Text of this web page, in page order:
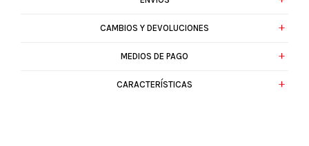
CAMBIOS Y DEVOLUCIONES
MEDIOS DE PAGO
CARACTERÍSTICAS